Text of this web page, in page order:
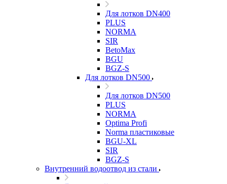
Для лотков DN400
PLUS
NORMA
SIR
BetoMax
BGU
BGZ-S
Для лотков DN500
Для лотков DN500
PLUS
NORMA
Optima Profi
Norma пластиковые
BGU-XL
SIR
BGZ-S
Внутренний водоотвод из стали